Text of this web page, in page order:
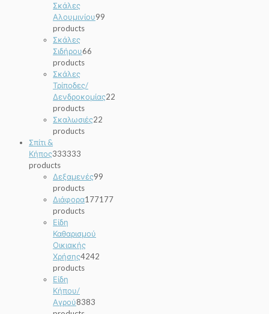
Σκάλες
Αλουμινίου99
products
Σκάλες
Σιδήρου66
products
Σκάλες
Τρίποδες/
Δενδροκομίας22
products
Σκαλωσιές22
products
Σπίτι &
Κήπος333333
products
Δεξαμενές99
products
Διάφορα177177
products
Είδη
Καθαρισμού
Οικιακής
Χρήσης4242
products
Είδη
Κήπου/
Αγρού8383